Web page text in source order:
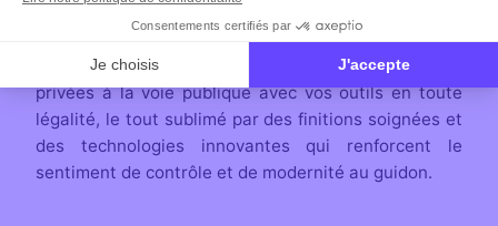
exigences strictes de la catégorie européenne T
(Tractor), il vous permet de passer des pistes
privées à la voie publique avec vos outils en toute
légalité, le tout sublimé par des finitions soignées et
des technologies innovantes qui renforcent le
sentiment de contrôle et de modernité au guidon.